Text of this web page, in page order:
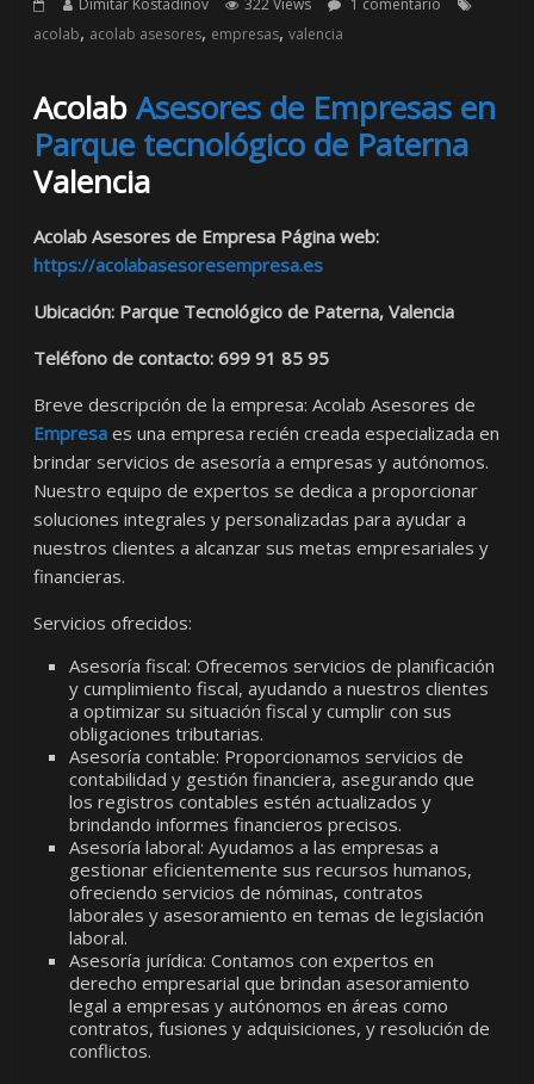
Dimitar Kostadinov 322 Views
1 comentario
acolab, acolab asesores, empresas,valencia
AcolabAsesores de Empresas en
Parque tecnológico de Paterna
Valencia
Acolab Asesores de Empresa Página web:
https://acolabasesoresempresa.es
Ubicación: Parque Tecnológico de Paterna, Valencia
Teléfono de contacto: 699 91 85 95
Breve descripción de la empresa: Acolab Asesores de
Empresa es una empresa recién creada especializada en
brindar servicios de asesoría a empresas y autónomos.
Nuestro equipo de expertos se dedica a proporcionar
soluciones integrales y personalizadas para ayudar a
nuestros clientes a alcanzar sus metas empresariales y
financieras.
Servicios ofrecidos:
Asesoría fiscal: Ofrecemos servicios de planificación
y cumplimiento fiscal, ayudando a nuestros clientes
a optimizar su situación fiscal y cumplir con sus
obligaciones tributarias.
Asesoría contable: Proporcionamos servicios de
contabilidad y gestión financiera, asegurando que
los registros contables estén actualizados y
brindando informes financieros precisos.
Asesoría laboral: Ayudamos a las empresas a
gestionar eficientemente sus recursos humanos,
ofreciendo servicios de nóminas, contratos
laborales y asesoramiento en temas de legislación
laboral.
Asesoría jurídica: Contamos con expertos en
derecho empresarial que brindan asesoramiento
legal a empresas y autónomos en áreas como
contratos, fusiones y adquisiciones, y resolución de
conflictos.